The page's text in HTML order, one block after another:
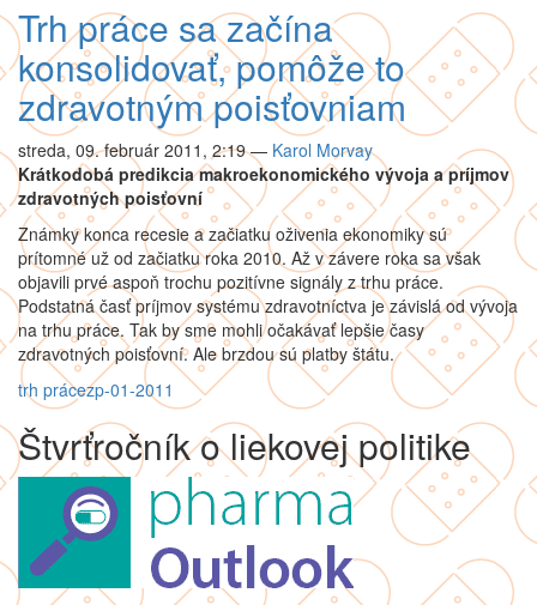
Trh práce sa začína
konsolidovať, pomôže to
zdravotným poisťovniam
streda, 09. február 2011, 2:19 — Karol Morvay
Krátkodobá predikcia makroekonomického vývoja a príjmov
zdravotných poisťovní
Známky konca recesie a začiatku oživenia ekonomiky sú
prítomné už od začiatku roka 2010. Až v závere roka sa však
objavili prvé aspoň trochu pozitívne signály z trhu práce.
Podstatná časť príjmov systému zdravotníctva je závislá od vývoja
na trhu práce. Tak by sme mohli očakávať lepšie časy
zdravotných poisťovní. Ale brzdou sú platby štátu.
trh prácezp-01-2011
Štvrťročník o liekovej politike